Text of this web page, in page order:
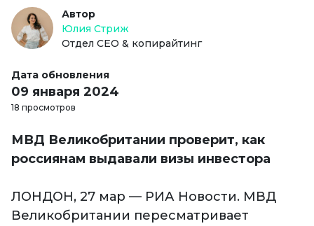
Автор
Юлия Стриж
Отдел СЕО & копирайтинг
Дата обновления
09 января 2024
18 просмотров
МВД Великобритании проверит, как
россиянам выдавали визы инвестора
ЛОНДОН, 27 мар — РИА Новости. МВД
Великобритании пересматривает